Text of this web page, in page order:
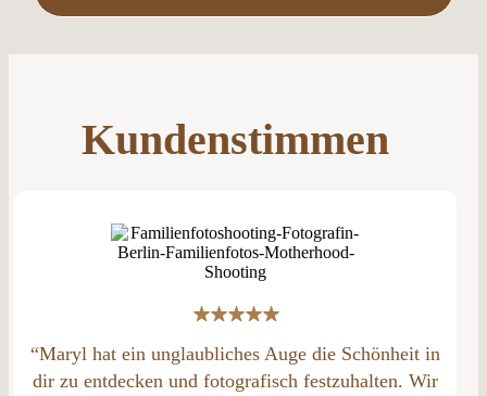
Kundenstimmen
“Maryl hat ein unglaubliches Auge die Schönheit in
dir zu entdecken und fotografisch festzuhalten. Wir